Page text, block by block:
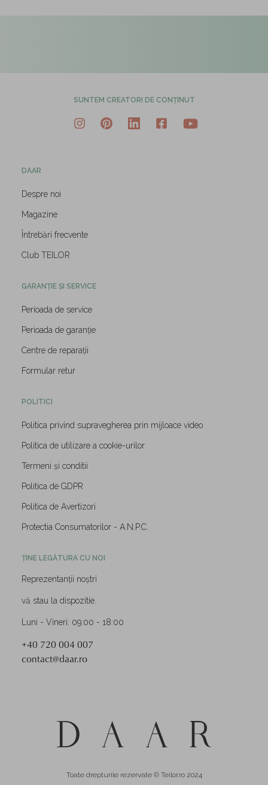
SUNTEM CREATORI DE CONȚINUT
DAAR
Despre noi
Magazine
Întrebări frecvente
Club TEILOR
GARANȚIE ȘI SERVICE
Perioada de service
Perioada de garanție
Centre de reparații
Formular retur
POLITICI
Politica privind supravegherea prin mijloace video
Politica de utilizare a cookie-urilor
Termeni și conditii
Politica de GDPR
Politica de Avertizori
Protectia Consumatorilor - A.N.P.C.
ȚINE LEGĂTURA CU NOI
Reprezentanții noștri
vă stau la dispozitie.
Luni - Vineri: 09:00 - 18:00
+40 720 004 007
contact@daar.ro
Toate drepturile rezervate © Teilor.ro 2024